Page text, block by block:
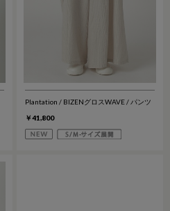
Plantation / BIZENグロスWAVE / パンツ
￥41,800